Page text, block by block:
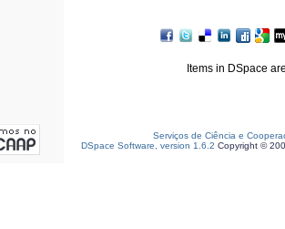
Items in DSpace
Serviços de Ciência e
DSpace Software, version 1.6.2 Copyright ©